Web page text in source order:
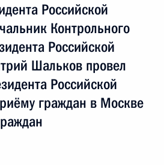
Российской
Контрольного
Российской
Шальков провел
Российской
граждан в Москве